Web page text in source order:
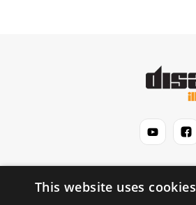
This website uses cookies